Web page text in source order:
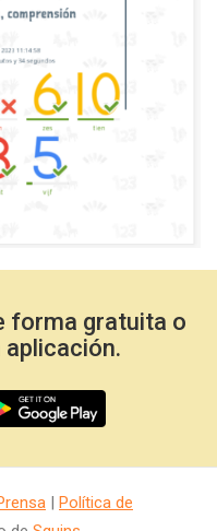
forma gratuita o
aplicación.
| Política de